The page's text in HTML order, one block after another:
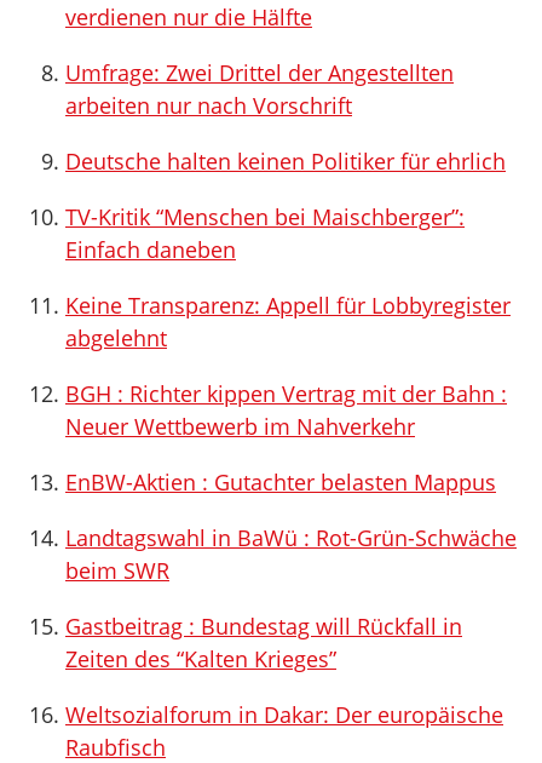
verdienen nur die Hälfte
Umfrage: Zwei Drittel der Angestellten
arbeiten nur nach Vorschrift
Deutsche halten keinen Politiker für ehrlich
TV-Kritik “Menschen bei Maischberger”:
Einfach daneben
Keine Transparenz: Appell für Lobbyregister
abgelehnt
BGH : Richter kippen Vertrag mit der Bahn :
Neuer Wettbewerb im Nahverkehr
EnBW-Aktien : Gutachter belasten Mappus
Landtagswahl in BaWü : Rot-Grün-Schwäche
beim SWR
Gastbeitrag : Bundestag will Rückfall in
Zeiten des “Kalten Krieges”
Weltsozialforum in Dakar: Der europäische
Raubfisch